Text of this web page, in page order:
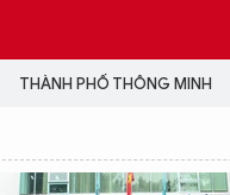
THÀNH PHỐ THÔNG MINH